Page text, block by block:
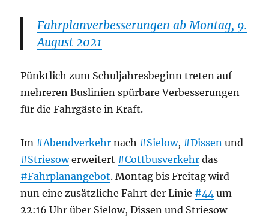
Fahrplanverbesserungen ab Montag, 9.
August 2021
Pünktlich zum Schuljahresbeginn treten auf
mehreren Buslinien spürbare Verbesserungen
für die Fahrgäste in Kraft.
Im #Abendverkehr nach #Sielow, #Dissen und
#Striesowerweitert #Cottbusverkehr das
#Fahrplanangebot. Montag bis Freitag wird
nun eine zusätzliche Fahrt der Linie #44 um
22:16 Uhr über Sielow, Dissen und Striesow